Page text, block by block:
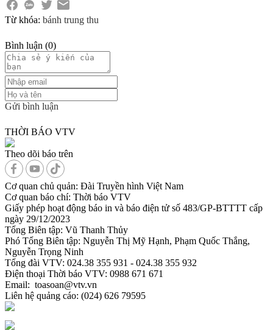
Từ khóa: bánh trung thu
Bình luận (0)
Gửi bình luận
THỜI BÁO VTV
Theo dõi báo trên
Cơ quan chủ quản: Đài Truyền hình Việt Nam
Cơ quan báo chí: Thời báo VTV
Giấy phép hoạt động báo in và báo điện tử số 483/GP-BTTTT cấp
ngày 29/12/2023
Tổng Biên tập: Vũ Thanh Thủy
Phó Tổng Biên tập: Nguyễn Thị Mỹ Hạnh, Phạm Quốc Thắng,
Nguyễn Trọng Ninh
Tổng đài VTV: 024.38 355 931 - 024.38 355 932
Ðiện thoại Thời báo VTV: 0988 671 671
Email: toasoan@vtv.vn
Liên hệ quảng cáo: (024) 626 79595